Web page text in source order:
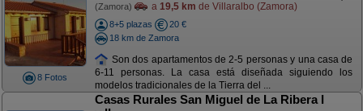
8 Fotos
(Zamora) a 19,5 km de Villaralbo (Zamora)
8+5 plazas
20 €
18 km de Zamora
Son dos apartamentos de 2-5 personas y una casa de
6-11 personas. La casa está diseñada siguiendo los
modelos tradicionales de la Tierra del ...
Casas Rurales San Miguel de La Ribera I